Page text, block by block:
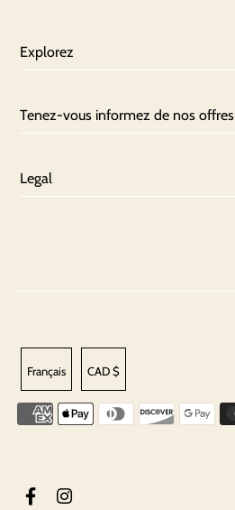
Explorez
Tenez-vous informez de nos offres
Legal
Français CAD $